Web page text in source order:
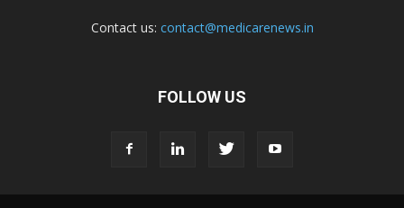
Contact us: contact@medicarenews.in
FOLLOW US